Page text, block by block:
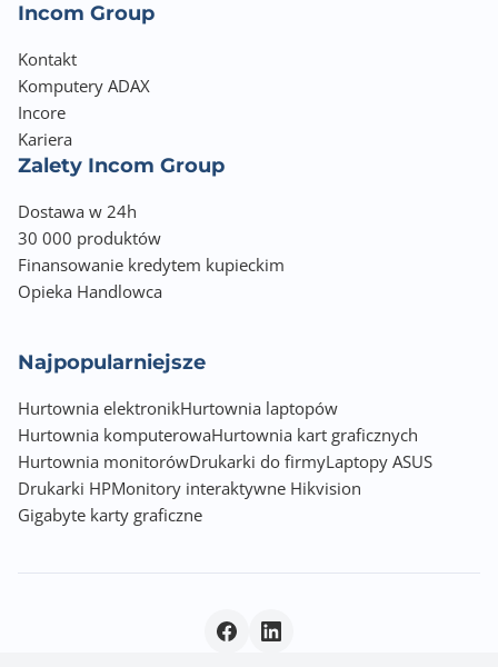
Incom Group
Kontakt
Komputery ADAX
Incore
Kariera
Zalety Incom Group
Dostawa w 24h
30 000 produktów
Finansowanie kredytem kupieckim
Opieka Handlowca
Najpopularniejsze
Hurtownia elektronikHurtownia laptopów
Hurtownia komputerowaHurtownia kart graficznych
Hurtownia monitorówDrukarki do firmyLaptopy ASUS
Drukarki HPMonitory interaktywne Hikvision
Gigabyte karty graficzne